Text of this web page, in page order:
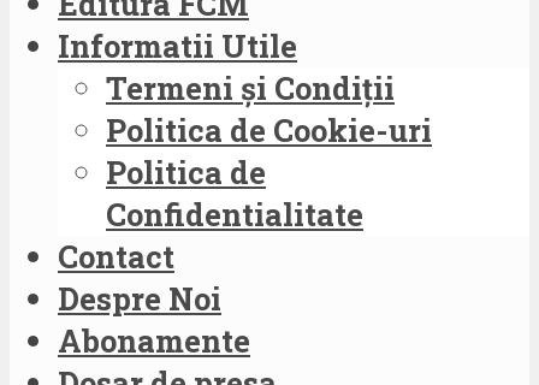
Informatii Utile
Termeni și Condiții
Politica de Cookie-uri
Politica de
Confidentialitate
Contact
Despre Noi
Abonamente